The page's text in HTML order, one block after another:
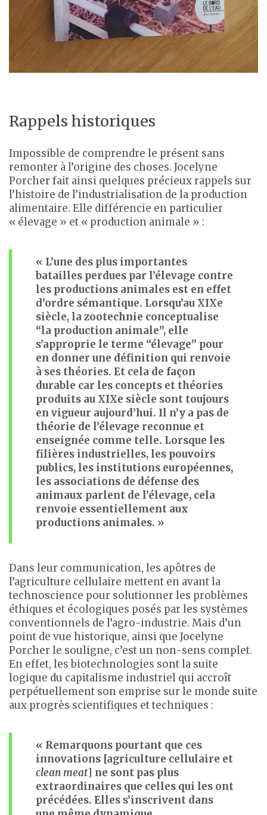
Rappels historiques
Impossible de comprendre le présent sans
remonter à l’origine des choses. Jocelyne
Porcher fait ainsi quelques précieux rappels sur
l’histoire de l’industrialisation de la production
alimentaire. Elle différencie en particulier
« élevage » et « production animale » :
« L’une des plus importantes
batailles perdues par l’élevage contre
les productions animales est en effet
d’ordre sémantique. Lorsqu’au XIXe
siècle, la zootechnie conceptualise
“la production animale”, elle
s’approprie le terme “élevage” pour
en donner une définition qui renvoie
à ses théories. Et cela de façon
durable car les concepts et théories
produits au XIXe siècle sont toujours
en vigueur aujourd’hui. Il n’y a pas de
théorie de l’élevage reconnue et
enseignée comme telle. Lorsque les
filières industrielles, les pouvoirs
publics, les institutions européennes,
les associations de défense des
animaux parlent de l’élevage, cela
renvoie essentiellement aux
productions animales. »
Dans leur communication, les apôtres de
l’agriculture cellulaire mettent en avant la
technoscience pour solutionner les problèmes
éthiques et écologiques posés par les systèmes
conventionnels de l’agro-industrie. Mais d’un
point de vue historique, ainsi que Jocelyne
Porcher le souligne, c’est un non-sens complet.
En effet, les biotechnologies sont la suite
logique du capitalisme industriel qui accroît
perpétuellement son emprise sur le monde suite
aux progrès scientifiques et techniques :
« Remarquons pourtant que ces
innovations [agriculture cellulaire et
clean meat] ne sont pas plus
extraordinaires que celles qui les ont
précédées. Elles s’inscrivent dans